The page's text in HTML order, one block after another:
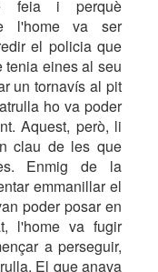
feia i perquè
l'home va ser
el policia que
tenia eines al seu
un tornavís al pit
ho va poder
Aquest, però, li
clau de les que
Enmig de la
emmanillar el
poder posar en
l'home va fugir
a perseguir,
El que anava